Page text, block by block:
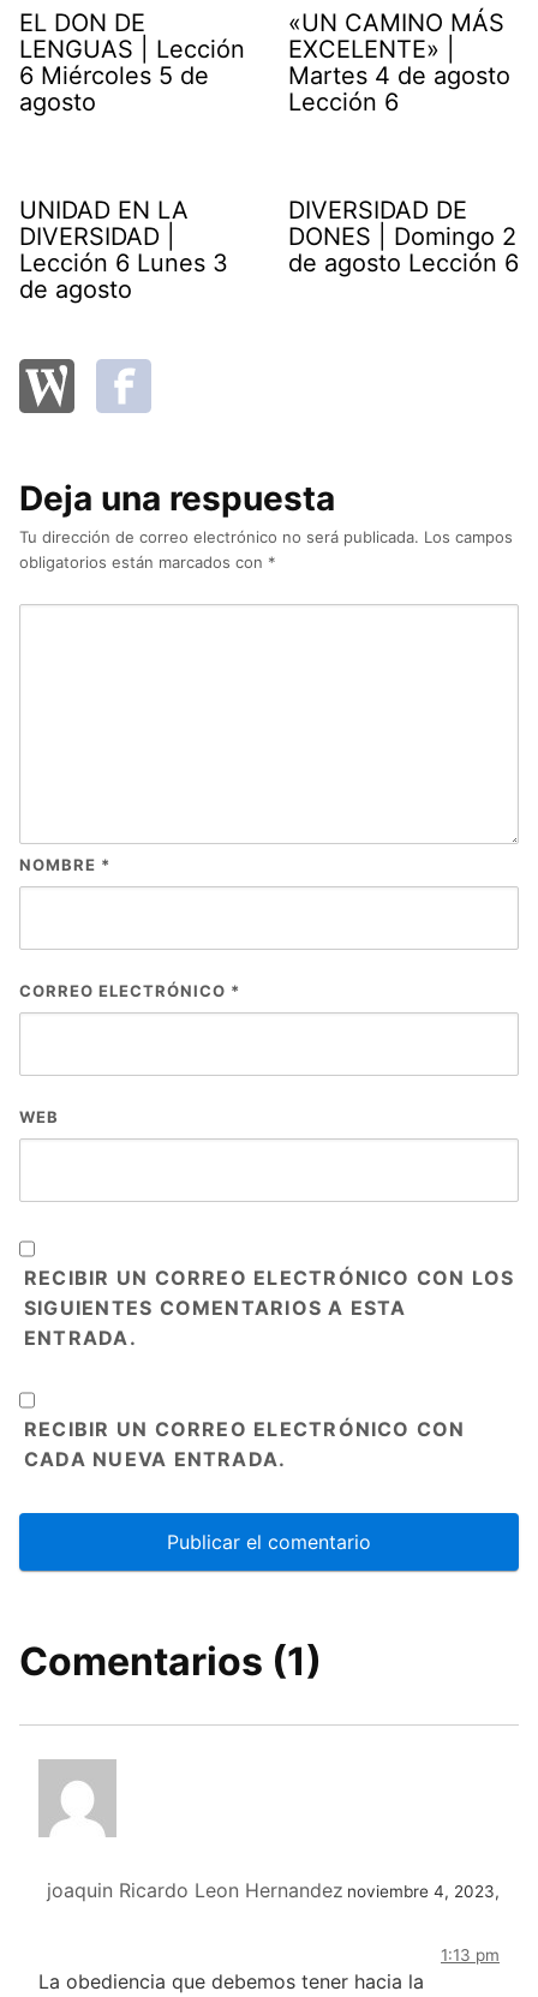
EL DON DE
LENGUAS | Lección
6 Miércoles 5 de
agosto
«UN CAMINO MÁS
EXCELENTE» |
Martes 4 de agosto
Lección 6
UNIDAD EN LA
DIVERSIDAD |
Lección 6 Lunes 3
de agosto
DIVERSIDAD DE
DONES | Domingo 2
de agosto Lección 6
Deja una respuesta
Tu dirección de correo electrónico no será publicada. Los campos
obligatorios están marcados con *
NOMBRE *
CORREO ELECTRÓNICO *
WEB
RECIBIR UN CORREO ELECTRÓNICO CON LOS
SIGUIENTES COMENTARIOS A ESTA
ENTRADA.
RECIBIR UN CORREO ELECTRÓNICO CON
CADA NUEVA ENTRADA.
Comentarios (1)
joaquin Ricardo Leon Hernandez noviembre 4, 2023,
1:13 pm
La obediencia que debemos tener hacia la